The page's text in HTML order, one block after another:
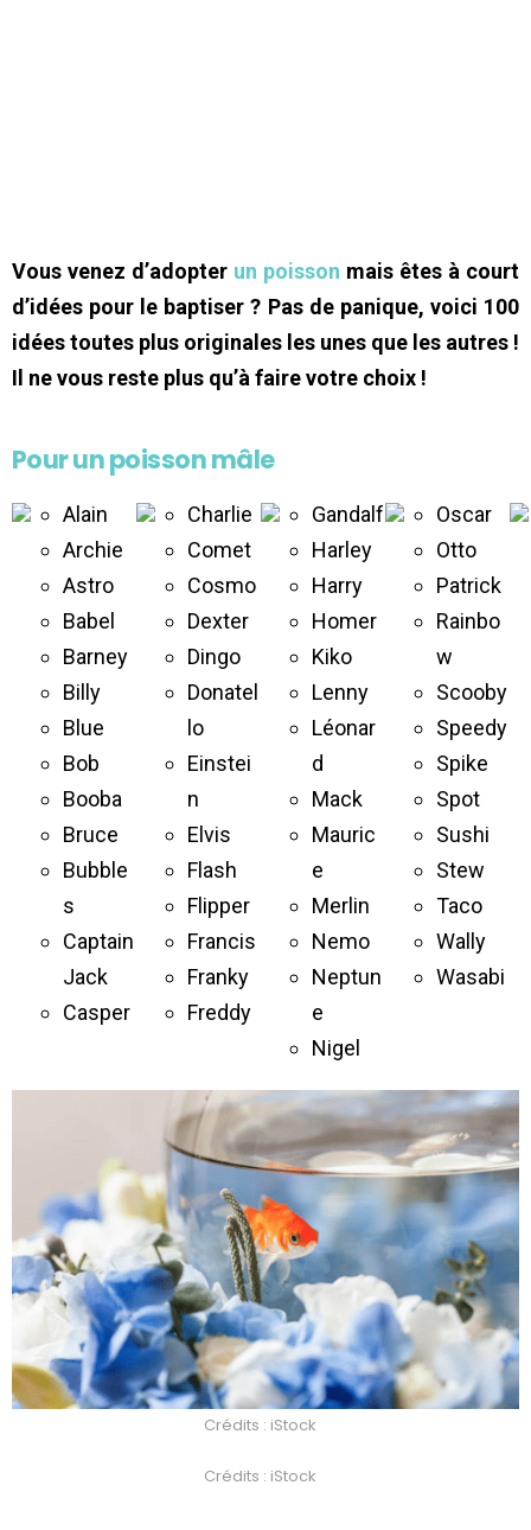
Vous venez d’adopter un poisson mais êtes à court
d’idées pour le baptiser ? Pas de panique, voici 100
idées toutes plus originales les unes que les autres !
Il ne vous reste plus qu’à faire votre choix !
Pour un poisson mâle
Alain
Archie
Astro
Babel
Barney
Billy
Blue
Bob
Booba
Bruce
Bubble
s
Captain
Jack
Casper
Charlie
Comet
Cosmo
Dexter
Dingo
Donatel
lo
Einstei
n
Elvis
Flash
Flipper
Francis
Franky
Freddy
Gandalf
Harley
Harry
Homer
Kiko
Lenny
Léonar
d
Mack
Mauric
e
Merlin
Nemo
Neptun
e
Nigel
Oscar
Otto
Patrick
Rainbo
w
Scooby
Speedy
Spike
Spot
Sushi
Stew
Taco
Wally
Wasabi
Crédits : iStock
Crédits : iStock